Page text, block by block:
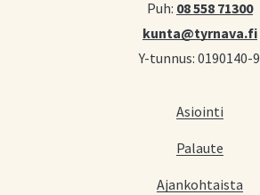
Puh: 08 558 71300
kunta@tyrnava.fi
Y-tunnus: 0190140-9
Asiointi
Palaute
Ajankohtaista